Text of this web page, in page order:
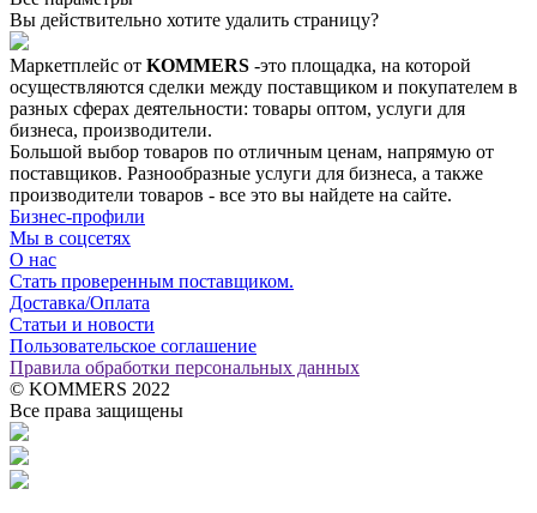
Вы действительно хотите удалить страницу?
Маркетплейс от KOMMERS -это площадка, на которой
осуществляются сделки между поставщиком и покупателем в
разных сферах деятельности: товары оптом, услуги для
бизнеса, производители.
Большой выбор товаров по отличным ценам, напрямую от
поставщиков. Разнообразные услуги для бизнеса, а также
производители товаров - все это вы найдете на сайте.
Бизнес-профили
Мы в соцсетях
О нас
Стать проверенным поставщиком.
Доставка/Оплата
Статьи и новости
Пользовательское соглашение
Правила обработки персональных данных
© KOMMERS 2022
Все права защищены